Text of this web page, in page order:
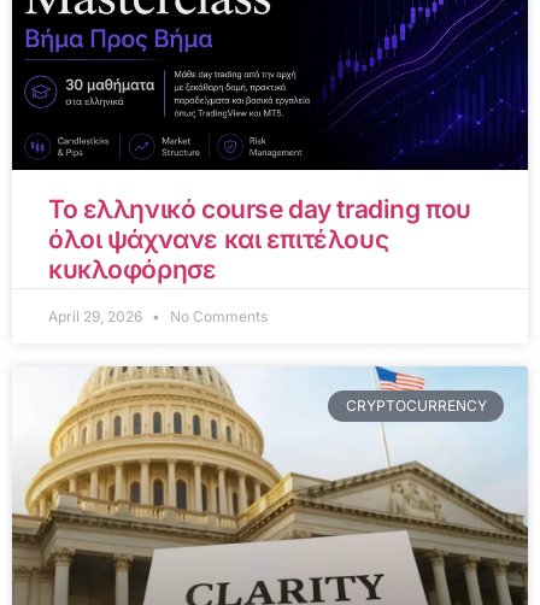
Το ελληνικό course day trading που
όλοι ψάχνανε και επιτέλους
κυκλοφόρησε
April 29, 2026 No Comments
CRYPTOCURRENCY